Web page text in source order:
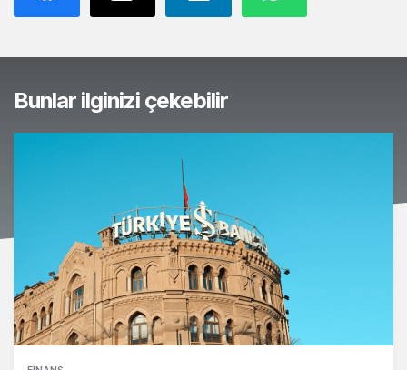
Bunlar ilginizi çekebilir